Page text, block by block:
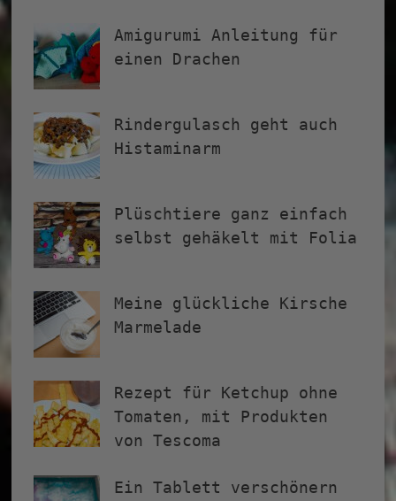
Amigurumi Anleitung für
einen Drachen
Rindergulasch geht auch
Histaminarm
Plüschtiere ganz einfach
selbst gehäkelt mit Folia
Meine glückliche Kirsche
Marmelade
Rezept für Ketchup ohne
Tomaten, mit Produkten
von Tescoma
Ein Tablett verschönern